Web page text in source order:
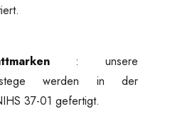
: unsere
werden in der
37-01 gefertigt.